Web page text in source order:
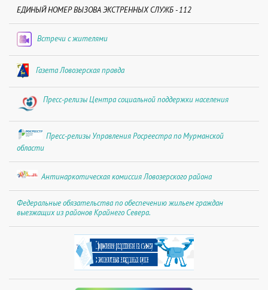
ЕДИНЫЙ НОМЕР ВЫЗОВА ЭКСТРЕННЫХ СЛУЖБ - 112
Встречи с жителями
Газета Ловозерская правда
Пресс-релизы Центра социальной поддержки населения
Пресс-релизы Управления Росреестра по Мурманской
области
Антинаркотическая комиссия Ловозерского района
Федеральные обязательства по обеспечению жильем граждан
выезжащих из районов Крайнего Севера.